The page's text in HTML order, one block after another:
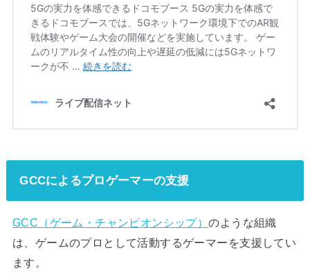
GCCによるプロゲーマーの支援
GCC（ゲーム・チャンピオンシップ）のような組織
は、ゲームのプロとして活動するゲーマーを支援してい
ます。